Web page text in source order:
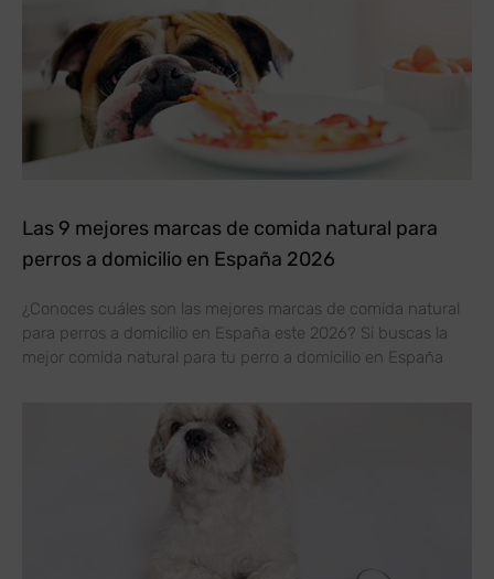
Las 9 mejores marcas de comida natural para
perros a domicilio en España 2026
¿Conoces cuáles son las mejores marcas de comida natural
para perros a domicilio en España este 2026? Si buscas la
mejor comida natural para tu perro a domicilio en España